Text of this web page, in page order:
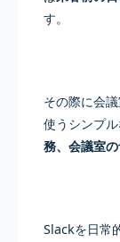
す。
その際に会
使うシンプ
務、会議室
Slackを日常